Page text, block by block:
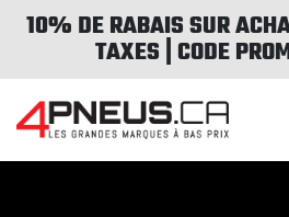
10% DE RABAIS SUR
TAXES | CODE